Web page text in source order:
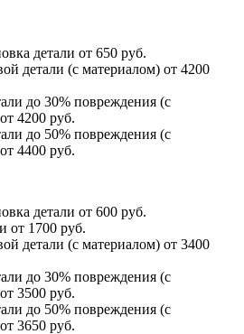
детали от 650 руб.
детали (с материалом) от 4200
до 30% повреждения (с
4200 руб.
до 50% повреждения (с
4400 руб.
детали от 600 руб.
от 1700 руб.
детали (с материалом) от 3400
до 30% повреждения (с
3500 руб.
до 50% повреждения (с
3650 руб.